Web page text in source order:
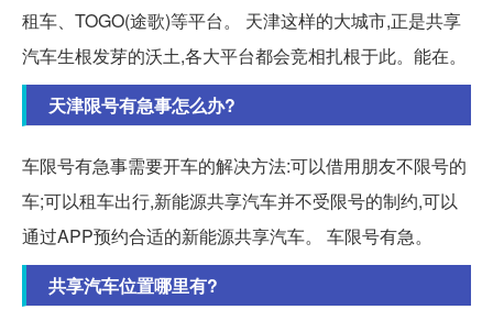
租车、TOGO(途歌)等平台。 天津这样的大城市,正是共享
汽车生根发芽的沃土,各大平台都会竞相扎根于此。能在。
天津限号有急事怎么办?
车限号有急事需要开车的解决方法:可以借用朋友不限号的
车;可以租车出行,新能源共享汽车并不受限号的制约,可以
通过APP预约合适的新能源共享汽车。 车限号有急。
共享汽车位置哪里有?